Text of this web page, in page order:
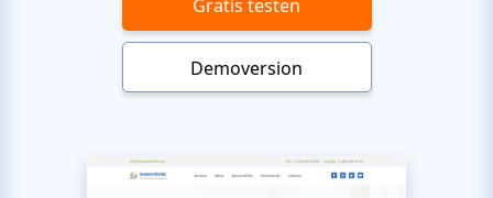
Gratis testen
Demoversion